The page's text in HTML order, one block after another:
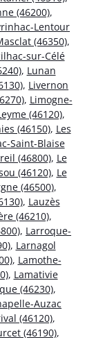
(46200),
Lentour
(46350),
sur-Célé
, Lunan
, Livernon
, Limogne-
(46120),
(46150), Les
Saint-Blaise
(46800), Le
(46120), Le
(46500),
, Lauzès
(46210),
, Larroque-
, Larnagol
, Lamothe-
, Lamativie
(46230),
Auzac
(46120),
(46190),